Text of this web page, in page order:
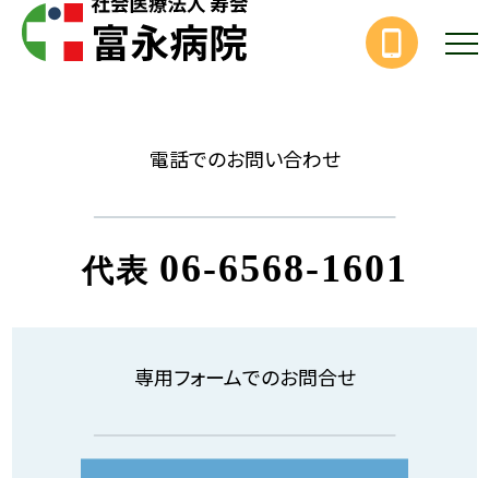
電話でのお問い合わせ
代表 06-6568-1601
専用フォームでのお問合せ